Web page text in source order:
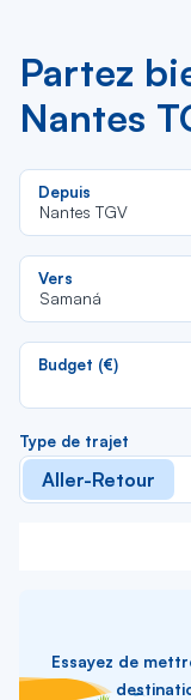
Partez
Nantes
Depuis
Nantes TGV
Vers
Samaná
Budget (€)
Type de trajet
Aller-Retour
Essayez de